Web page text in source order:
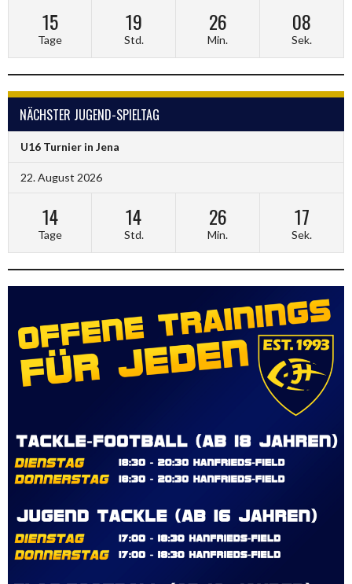
15
Tage
19
Std.
26
Min.
08
Sek.
NÄCHSTER JUGEND-SPIELTAG
U16 Turnier in Jena
22. August 2026
14
Tage
14
Std.
26
Min.
17
Sek.